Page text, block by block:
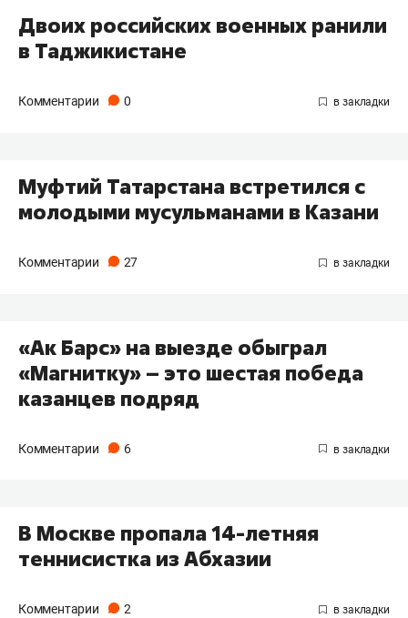
Двоих российских военных ранили
в Таджикистане
Комментарии 0
Муфтий Татарстана встретился с
молодыми мусульманами в Казани
Комментарии 27
«Ак Барс» на выезде обыграл
«Магнитку» – это шестая победа
казанцев подряд
Комментарии 6
В Москве пропала 14-летняя
теннисистка из Абхазии
Комментарии 2